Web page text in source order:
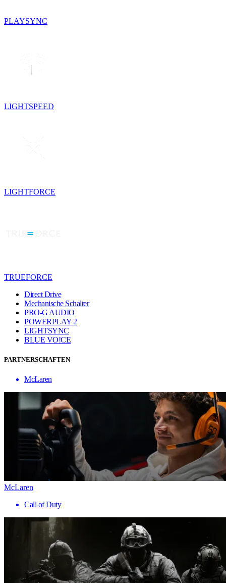
PLAYSYNC
LIGHTSPEED
LIGHTFORCE
TRUEFORCE
Direct Drive
Mechanische Schalter
PRO-G AUDIO
POWERPLAY 2
LIGHTSYNC
BLUE VO!CE
PARTNERSCHAFTEN
McLaren
McLaren
Call of Duty